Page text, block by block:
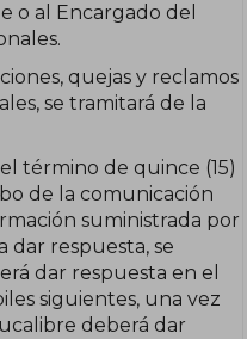
o al Encargado del
quejas y reclamos
se tramitará de la
término de quince (15)
de la comunicación
suministrada por
dar respuesta, se
dar respuesta en el
siguientes, una vez
deberá dar